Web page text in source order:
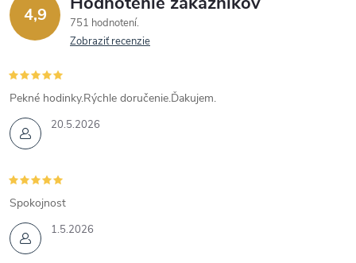
4,9
751 hodnotení
Zobraziť recenzie
20.5.2026
Pekné hodinky.Rýchle doručenie.Ďakujem.
1.5.2026
Spokojnost